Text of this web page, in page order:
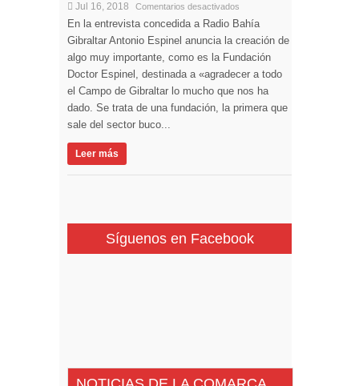
Jul 16, 2018 Comentarios desactivados
En la entrevista concedida a Radio Bahía
Gibraltar Antonio Espinel anuncia la creación de
algo muy importante, como es la Fundación
Doctor Espinel, destinada a «agradecer a todo
el Campo de Gibraltar lo mucho que nos ha
dado. Se trata de una fundación, la primera que
sale del sector buco...
Leer más
Síguenos en Facebook